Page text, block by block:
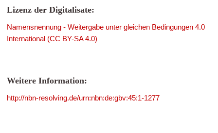
Lizenz der Digitalisate:
Namensnennung - Weitergabe unter gleichen Bedingungen 4.0
International (CC BY-SA 4.0)
Weitere Information:
http://nbn-resolving.de/urn:nbn:de:gbv:45:1-1277